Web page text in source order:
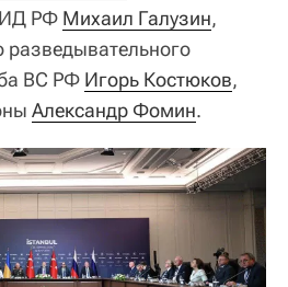
РФ Михаил Галузин,
разведывательного
ВС РФ Игорь Костюков,
Александр Фомин.